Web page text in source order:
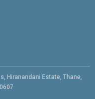
Hiranandani Estate, Thane,